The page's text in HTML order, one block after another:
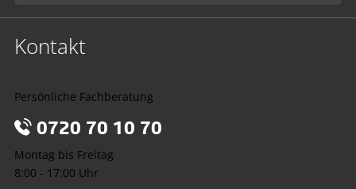
Kontakt
Persönliche Fachberatung
0720 70 10 70
Montag bis Freitag
8:00 - 17:00 Uhr